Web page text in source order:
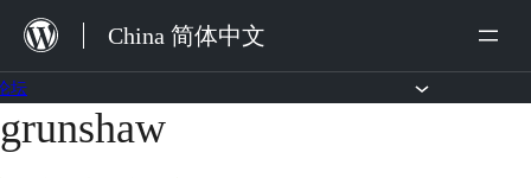
内
容
China 简体中文
坛
跳
至
grunshaw